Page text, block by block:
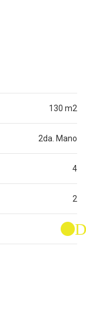
130 m2
2da. Mano
4
2
D